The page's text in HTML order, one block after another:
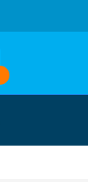
Cart